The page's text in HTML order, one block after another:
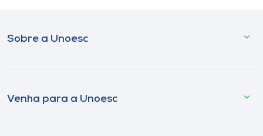
Sobre a Unoesc
Venha para a Unoesc